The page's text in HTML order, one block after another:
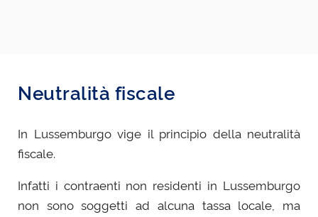
Neutralità fiscale
In Lussemburgo vige il principio della neutralità
fiscale.
Infatti i contraenti non residenti in Lussemburgo
non sono soggetti ad alcuna tassa locale, ma